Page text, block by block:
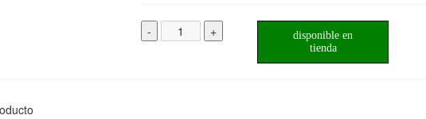
- +
disponible en
tienda